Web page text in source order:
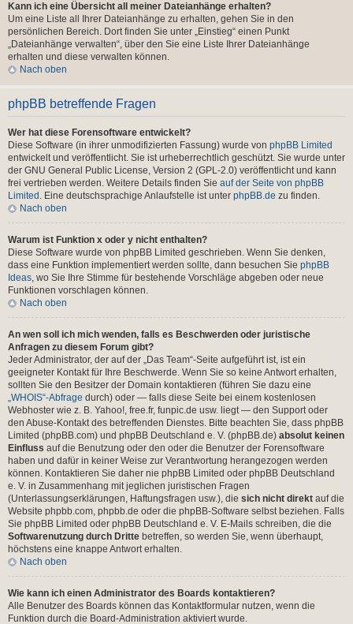
Kann ich eine Übersicht all meiner Dateianhänge erhalten?
Um eine Liste all Ihrer Dateianhänge zu erhalten, gehen Sie in den
persönlichen Bereich. Dort finden Sie unter „Einstieg“ einen Punkt
„Dateianhänge verwalten“, über den Sie eine Liste Ihrer Dateianhänge
erhalten und diese verwalten können.
Nach oben
phpBB betreffende Fragen
Wer hat diese Forensoftware entwickelt?
Diese Software (in ihrer unmodifizierten Fassung) wurde von phpBB Limited
entwickelt und veröffentlicht. Sie ist urheberrechtlich geschützt. Sie wurde unter
der GNU General Public License, Version 2 (GPL-2.0) veröffentlicht und kann
frei vertrieben werden. Weitere Details finden Sie auf der Seite von phpBB
Limited . Eine deutschsprachige Anlaufstelle ist unter phpBB.de zu finden.
Nach oben
Warum ist Funktion x oder y nicht enthalten?
Diese Software wurde von phpBB Limited geschrieben. Wenn Sie denken,
dass eine Funktion implementiert werden sollte, dann besuchen Sie phpBB
Ideas, wo Sie Ihre Stimme für bestehende Vorschläge abgeben oder neue
Funktionen vorschlagen können.
Nach oben
An wen soll ich mich wenden, falls es Beschwerden oder juristische
Anfragen zu diesem Forum gibt?
Jeder Administrator, der auf der „Das Team“-Seite aufgeführt ist, ist ein
geeigneter Kontakt für Ihre Beschwerde. Wenn Sie so keine Antwort erhalten,
sollten Sie den Besitzer der Domain kontaktieren (führen Sie dazu eine
„WHOIS“-Abfrage durch) oder — falls diese Seite bei einem kostenlosen
Webhoster wie z. B. Yahoo!, free.fr, funpic.de usw. liegt — den Support oder
den Abuse-Kontakt des betreffenden Dienstes. Bitte beachten Sie, dass phpBB
Limited (phpBB.com) und phpBB Deutschland e. V. (phpBB.de) absolut keinen
Einfluss auf die Benutzung oder den oder die Benutzer der Forensoftware
haben und dafür in keiner Weise zur Verantwortung herangezogen werden
können. Kontaktieren Sie daher nie phpBB Limited oder phpBB Deutschland
e. V. in Zusammenhang mit jeglichen juristischen Fragen
(Unterlassungserklärungen, Haftungsfragen usw.), die sich nicht direkt auf die
Website phpbb.com, phpbb.de oder die phpBB-Software selbst beziehen. Falls
Sie phpBB Limited oder phpBB Deutschland e. V. E-Mails schreiben, die die
Softwarenutzung durch Dritte betreffen, so werden Sie, wenn überhaupt,
höchstens eine knappe Antwort erhalten.
Nach oben
Wie kann ich einen Administrator des Boards kontaktieren?
Alle Benutzer des Boards können das Kontaktformular nutzen, wenn die
Funktion durch die Board-Administration aktiviert wurde.